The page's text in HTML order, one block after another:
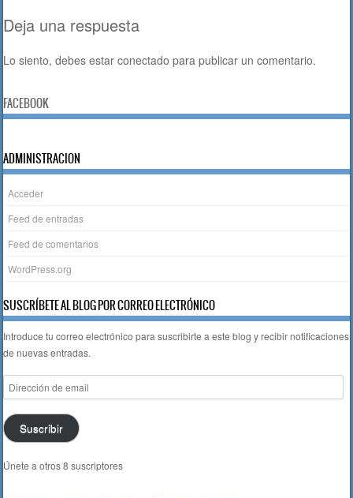
o
k
p
Deja una respuesta
Lo siento, debes estarconectado para publicar un comentario.
FACEBOOK
ADMINISTRACION
Acceder
Feed de entradas
Feed de comentarios
WordPress.org
SUSCRÍBETE AL BLOG POR CORREO ELECTRÓNICO
Introduce tu correo electrónico para suscribirte a este blog y recibir notificaciones
de nuevas entradas.
Dirección
de
email
Suscribir
Únete a otros 8 suscriptores